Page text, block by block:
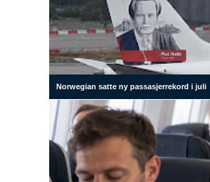
Norwegian satte ny passasjerrekord i juli